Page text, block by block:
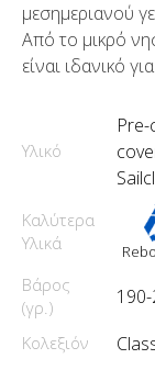
μεσημεριανού
Από το μικρό
είναι ιδανικό
Υλικό
Καλύτερα
Υλικά
Βάρος
(γρ.)
Κολεξιόν